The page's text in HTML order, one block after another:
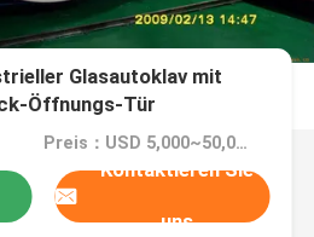
Glasautoklav mit
Öffnungs-Tür
Preis：USD 5,000~50,000 set
Kontaktieren Sie
uns